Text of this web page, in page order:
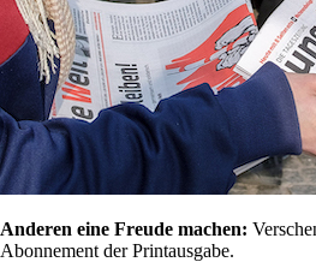
Anderen eine Freude machen:
Abonnement der Printausgabe.